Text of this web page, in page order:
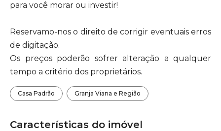
para você morar ou investir!
Reservamo-nos o direito de corrigir eventuais erros
de digitação.
Os preços poderão sofrer alteração a qualquer
tempo a critério dos proprietários.
Casa Padrão Granja Viana e Região
Características do imóvel